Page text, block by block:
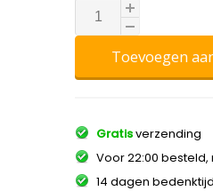
Toevoegen
Gratisverzending
Voor 22:00 besteld,
14 dagen bedenktijd